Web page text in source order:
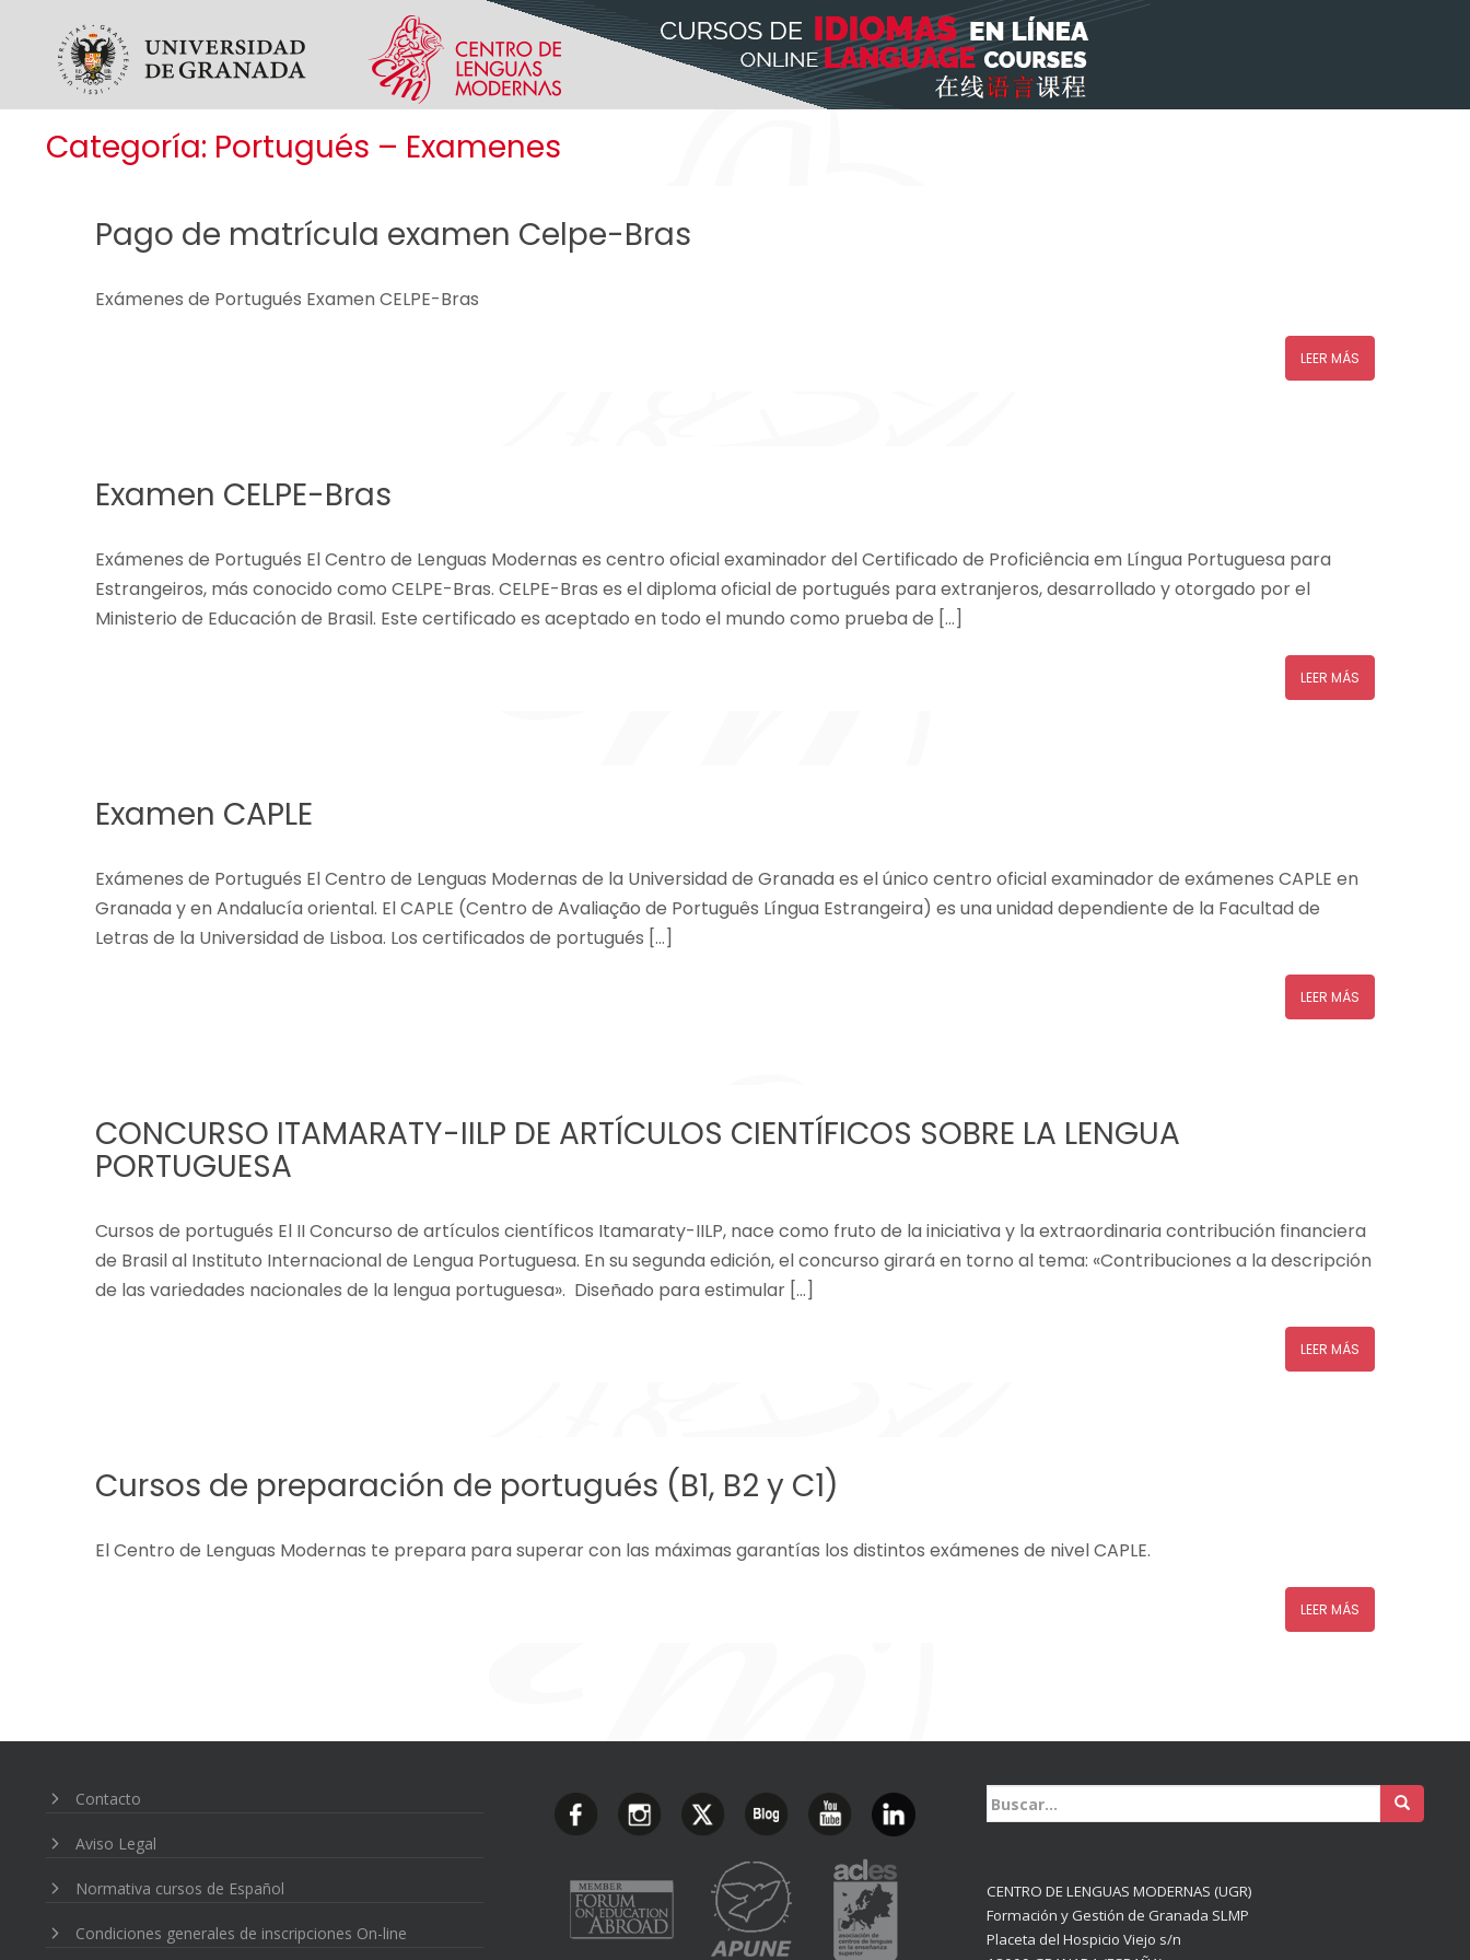
Categoría: Portugués – Examenes
Pago de matrícula examen Celpe-Bras
Exámenes de Portugués Examen CELPE-Bras
LEER MÁS
Examen CELPE-Bras
Exámenes de Portugués El Centro de Lenguas Modernas es centro oficial examinador del Certificado de Proficiência em Língua Portuguesa para
Estrangeiros, más conocido como CELPE-Bras. CELPE-Bras es el diploma oficial de portugués para extranjeros, desarrollado y otorgado por el
Ministerio de Educación de Brasil. Este certificado es aceptado en todo el mundo como prueba de […]
LEER MÁS
Examen CAPLE
Exámenes de Portugués El Centro de Lenguas Modernas de la Universidad de Granada es el único centro oficial examinador de exámenes CAPLE en
Granada y en Andalucía oriental. El CAPLE (Centro de Avaliação de Português Língua Estrangeira) es una unidad dependiente de la Facultad de
Letras de la Universidad de Lisboa. Los certificados de portugués […]
LEER MÁS
CONCURSO ITAMARATY-IILP DE ARTÍCULOS CIENTÍFICOS SOBRE LA LENGUA
PORTUGUESA
Cursos de portugués El II Concurso de artículos científicos Itamaraty-IILP, nace como fruto de la iniciativa y la extraordinaria contribución financiera
de Brasil al Instituto Internacional de Lengua Portuguesa. En su segunda edición, el concurso girará en torno al tema: «Contribuciones a la descripción
de las variedades nacionales de la lengua portuguesa». Diseñado para estimular […]
LEER MÁS
Cursos de preparación de portugués (B1, B2 y C1)
El Centro de Lenguas Modernas te prepara para superar con las máximas garantías los distintos exámenes de nivel CAPLE.
LEER MÁS
Contacto
Aviso Legal
Normativa cursos de Español
Condiciones generales de inscripciones On-line
Buscar:
CENTRO DE LENGUAS MODERNAS (UGR)
Formación y Gestión de Granada SLMP
Placeta del Hospicio Viejo s/n